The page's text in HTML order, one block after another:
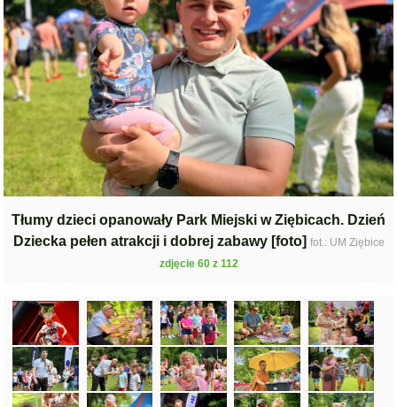
Tłumy dzieci opanowały Park Miejski w Ziębicach. Dzień
Dziecka pełen atrakcji i dobrej zabawy [foto] fot.: UM Ziębice
zdjęcie 60 z 112